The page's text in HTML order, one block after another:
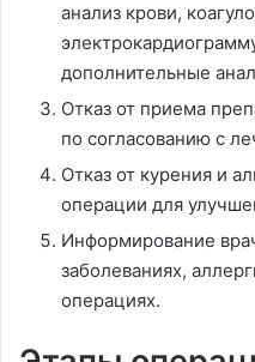
анализ крови,
дополнительные
Отказ от приема
по согласованию с
Отказ от курения и
операции для
Информирование
заболеваниях,
операциях.